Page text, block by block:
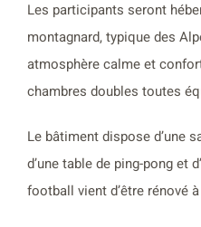
Les participants seront
montagnard, typique des
atmosphère calme et
chambres doubles toutes
Le bâtiment dispose d’une
d’une table de ping-pong et
football vient d’être rénové